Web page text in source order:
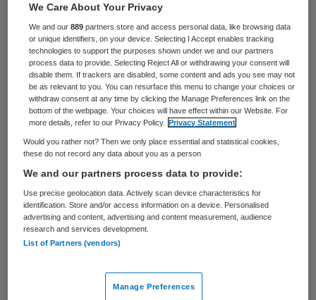
546 keer gelezen
Het aantal lokale uitbraken van het
coronavirus is gestegen naar 242. Vorige
week waren het er 133 en de week
daarvoor 96. Bij zo’n cluster kunnen
minstens drie gevallen met elkaar in
verband worden gebracht.
Van veel zogeheten besmettingsclusters
(70 procent) hebben de GGD’en de bron nog
niet achterhaald, meldt het RIVM. Dat komt
aantal gevallen weer toeneemt, ondanks de
We Care About Your Privacy
We and our889 partners store and access personal data, like browsing data
or unique identifiers, on your device. Selecting I Accept enables tracking
technologies to support the purposes shown under we and our partners
process data to provide. Selecting Reject All or withdrawing your consent will
disable them. If trackers are disabled, some content and ads you see may not
be as relevant to you. You can resurface this menu to change your choices or
withdraw consent at any time by clicking the Manage Preferences link on the
bottom of the webpage. Your choices will have effect within our Website. For
more details, refer to our Privacy Policy.
Privacy Statement
Would you rather not? Then we only place essential and statistical cookies,
these do not record any data about you as a person
We and our partners process data to provide:
Use precise geolocation data. Actively scan device characteristics for
identification. Store and/or access information on a device. Personalised
advertising and content, advertising and content measurement, audience
research and services development.
List of Partners (vendors)
Manage Preferences